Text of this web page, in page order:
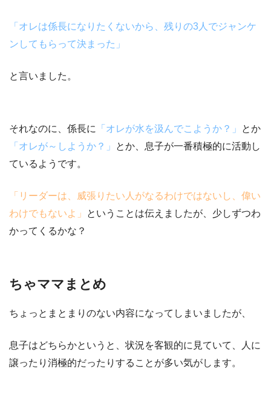
「オレは係長になりたくないから、残りの3人でジャンケ
ンしてもらって決まった」
と言いました。
それなのに、係長に 「オレが水を汲んでこようか？」
とか
「オレが～しようか？」
とか、 息子が一番積極的に活動し
ている ようです。
「リーダーは、威張りたい人がなるわけではないし、偉い
わけでもないよ」
ということは伝えましたが、少しずつわ
かってくるかな？
ちゃママまとめ
ちょっとまとまりのない内容になってしまいましたが、
息子はどちらかというと、状況を客観的に見ていて、人に
譲ったり消極的だったりすることが多い気がします。